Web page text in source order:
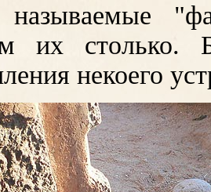
называемые
их столько.
некоего